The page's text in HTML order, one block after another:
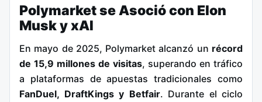
Polymarket se Asoció con Elon
Musk y xAI
En mayo de 2025, Polymarket alcanzó un récord
de 15,9 millones de visitas, superando en tráfico
a plataformas de apuestas tradicionales como
FanDuel, DraftKings y Betfair. Durante el ciclo